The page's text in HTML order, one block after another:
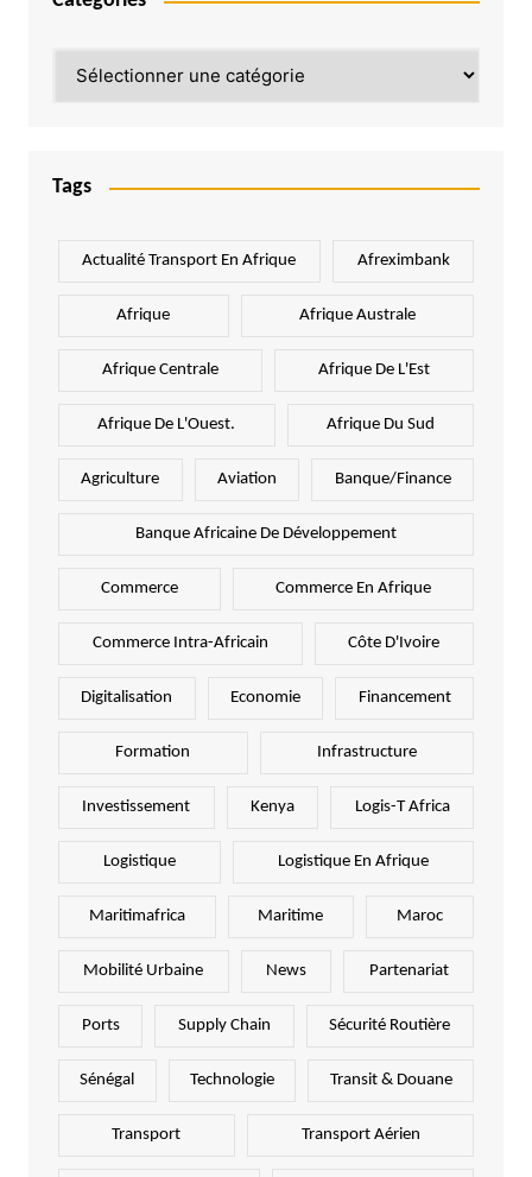
Tags
Actualité Transport En Afrique Afreximbank
Afrique Afrique Australe
Afrique Centrale Afrique De L'Est
Afrique De L'Ouest. Afrique Du Sud
Agriculture Aviation Banque/Finance
Banque Africaine De Développement
Commerce Commerce En Afrique
Commerce Intra-Africain Côte D'Ivoire
Digitalisation Economie Financement
Formation Infrastructure
Investissement Kenya Logis-T Africa
Logistique Logistique En Afrique
Maritimafrica Maritime Maroc
Mobilité Urbaine News Partenariat
Ports Supply Chain Sécurité Routière
Sénégal Technologie Transit & Douane
Transport Transport Aérien